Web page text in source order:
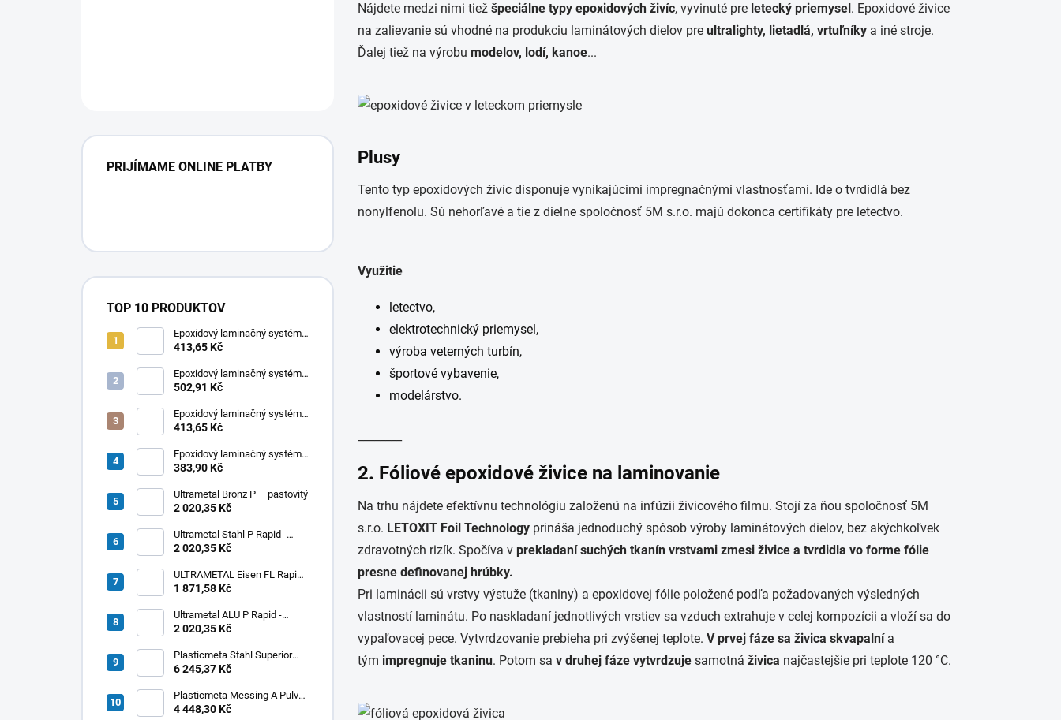
PRIJÍMAME ONLINE PLATBY
TOP 10 PRODUKTOV
Epoxidový laminačný systém
LETOXIT® PR102 + EM263
413,65 Kč
Epoxidový laminačný systém
LETOXIT® PR220 + EM316
502,91 Kč
Epoxidový laminačný systém
LETOXIT® PR220 + EM315
413,65 Kč
Epoxidový laminačný systém
LETOXIT® PR102 + EM420
383,90 Kč
Ultrametal Bronz P – pastovitý
2 020,35 Kč
Ultrametal Stahl P Rapid -
pastovitý
2 020,35 Kč
ULTRAMETAL Eisen FL Rapid -
tekutý
1 871,58 Kč
Ultrametal ALU P Rapid -
pastovitý
2 020,35 Kč
Plasticmeta Stahl Superior
Pulver - oceľ
6 245,37 Kč
Plasticmeta Messing A Pulver
- mosadz
4 448,30 Kč
Nájdete medzi nimi tiež špeciálne typy epoxidových živíc, vyvinuté pre letecký priemysel. Epoxidové živice
na zalievanie sú vhodné na produkciu laminátových dielov pre ultralighty, lietadlá, vrtuľníky a iné stroje.
Ďalej tiež na výrobu modelov, lodí, kanoe...
Plusy
Tento typ epoxidových živíc disponuje vynikajúcimi impregnačnými vlastnosťami. Ide o tvrdidlá bez
nonylfenolu. Sú nehorľavé a tie z dielne spoločnosť 5M s.r.o. majú dokonca certifikáty pre letectvo.
Využitie
letectvo,
elektrotechnický priemysel,
výroba veterných turbín,
športové vybavenie,
modelárstvo.
2. Fóliové epoxidové živice na laminovanie
Na trhu nájdete efektívnu technológiu založenú na infúzii živicového filmu. Stojí za ňou spoločnosť 5M
s.r.o. LETOXIT Foil Technology prináša jednoduchý spôsob výroby laminátových dielov, bez akýchkoľvek
zdravotných rizík. Spočíva v prekladaní suchých tkanín vrstvami zmesi živice a tvrdidla vo forme fólie
presne definovanej hrúbky.
Pri laminácii sú vrstvy výstuže (tkaniny) a epoxidovej fólie položené podľa požadovaných výsledných
vlastností laminátu. Po naskladaní jednotlivých vrstiev sa vzduch extrahuje v celej kompozícii a vloží sa do
vypaľovacej pece. Vytvrdzovanie prebieha pri zvýšenej teplote. V prvej fáze sa živica skvapalní a
tým impregnuje tkaninu. Potom sa v druhej fáze vytvrdzuje samotná živica najčastejšie pri teplote 120 °C.